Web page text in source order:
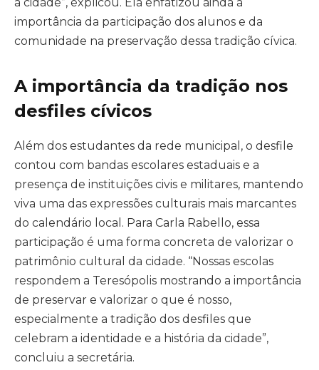
importância da participação dos alunos e da
comunidade na preservação dessa tradição cívica.
A importância da tradição nos
desfiles cívicos
Além dos estudantes da rede municipal, o desfile
contou com bandas escolares estaduais e a
presença de instituições civis e militares, mantendo
viva uma das expressões culturais mais marcantes
do calendário local. Para Carla Rabello, essa
participação é uma forma concreta de valorizar o
patrimônio cultural da cidade. “Nossas escolas
respondem a Teresópolis mostrando a importância
de preservar e valorizar o que é nosso,
especialmente a tradição dos desfiles que
celebram a identidade e a história da cidade”,
concluiu a secretária.